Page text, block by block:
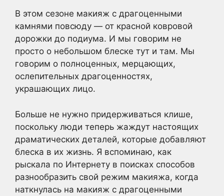
В этом сезоне макияж с драгоценными
камнями повсюду — от красной ковровой
дорожки до подиума. И мы говорим не
просто о небольшом блеске тут и там. Мы
говорим о полноценных, мерцающих,
ослепительных драгоценностях,
украшающих лицо.
Больше не нужно придерживаться клише,
поскольку люди теперь жаждут настоящих
драматических деталей, которые добавляют
блеска в их жизнь. Я вспоминаю, как
рыскала по Интернету в поисках способов
разнообразить свой режим макияжа, когда
наткнулась на макияж с драгоценными